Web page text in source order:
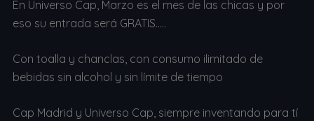
En Universo Cap, Marzo es el mes de las chicas y por
eso su entrada será GRATIS…..
Con toalla y chanclas, con consumo ilimitado de
bebidas sin alcohol y sin límite de tiempo
Cap Madrid y Universo Cap, siempre inventando para tí